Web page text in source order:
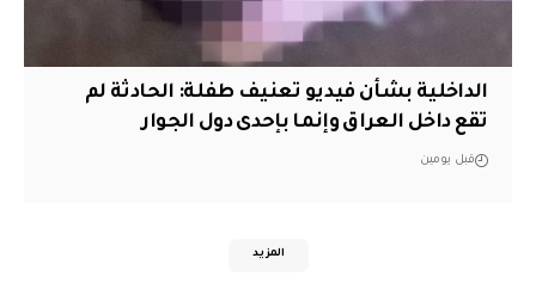
الداخلية بشأن فيديو تعنيف طفلة: الحادثة لم
تقع داخل العراق وإنما بإحدى دول الجوار
قبل يومين
المزيد